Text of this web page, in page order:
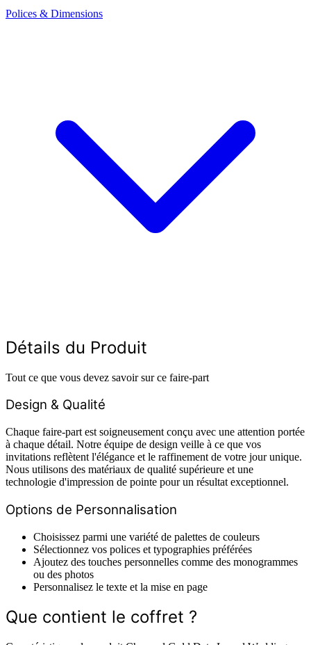
Polices & Dimensions
Détails du Produit
Tout ce que vous devez savoir sur ce faire-part
Design & Qualité
Chaque faire-part est soigneusement conçu avec une attention portée
à chaque détail. Notre équipe de design veille à ce que vos
invitations reflètent l'élégance et le raffinement de votre jour unique.
Nous utilisons des matériaux de qualité supérieure et une
technologie d'impression de pointe pour un résultat exceptionnel.
Options de Personnalisation
Choisissez parmi une variété de palettes de couleurs
Sélectionnez vos polices et typographies préférées
Ajoutez des touches personnelles comme des monogrammes
ou des photos
Personnalisez le texte et la mise en page
Que contient le coffret ?